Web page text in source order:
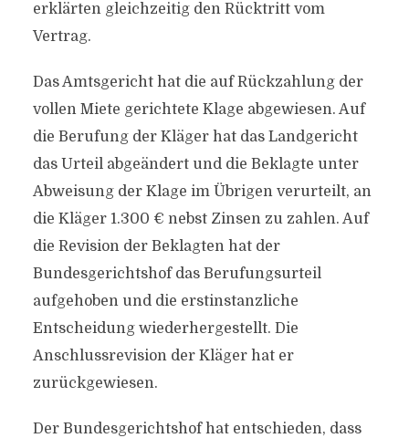
erklärten gleichzeitig den Rücktritt vom
Vertrag.
Das Amtsgericht hat die auf Rückzahlung der
vollen Miete gerichtete Klage abgewiesen. Auf
die Berufung der Kläger hat das Landgericht
das Urteil abgeändert und die Beklagte unter
Abweisung der Klage im Übrigen verurteilt, an
die Kläger 1.300 € nebst Zinsen zu zahlen. Auf
die Revision der Beklagten hat der
Bundesgerichtshof das Berufungsurteil
aufgehoben und die erstinstanzliche
Entscheidung wiederhergestellt. Die
Anschlussrevision der Kläger hat er
zurückgewiesen.
Der Bundesgerichtshof hat entschieden, dass